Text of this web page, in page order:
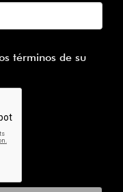
términos de su